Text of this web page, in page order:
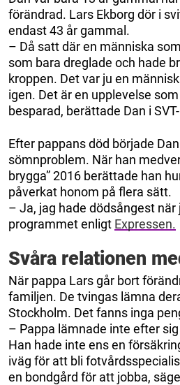
förändrad. Lars Ekborg dör i
endast 43 år gammal.
– Då satt där en människa
som bara dreglade och hade
kroppen. Det var ju en
igen. Det är en upplevelse
besparad, berättade Dan i
Efter pappans död började
sömnproblem. När han
brygga” 2016 berättade han
påverkat honom på flera sätt.
– Ja, jag hade dödsångest när
programmet enligt Expressen.
Svåra relationen
När pappa Lars går bort
familjen. De tvingas lämna
Stockholm. Det fanns inga
– Pappa lämnade inte efter
Han hade inte ens en
iväg för att bli
en bondgård för att jobba,